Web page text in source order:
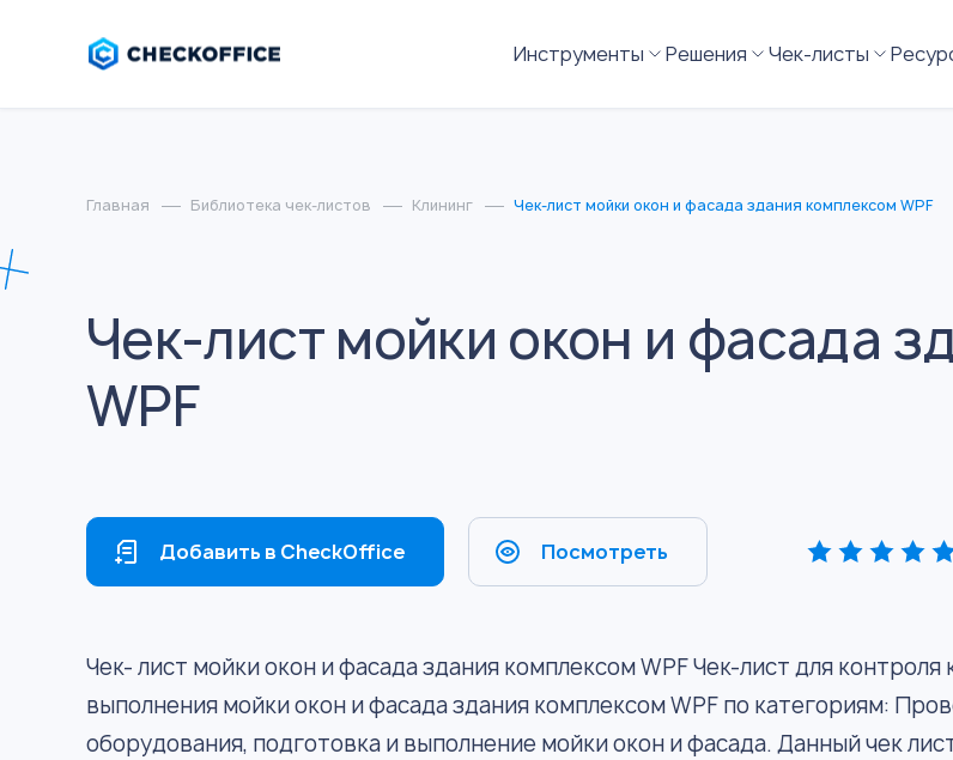
Инструменты Решения Чек-листы
Главная Библиотека чек-листов Клининг Чек-лист мойки окон и фасада здания комплексом WPF
Чек-лист мойки окон и фасада
WPF
Добавить в CheckOffice Посмотреть
Чек- лист мойки окон и фасада здания комплексом WPF Чек-лист для контроля
выполнения мойки окон и фасада здания комплексом WPF по категориям:
оборудования, подготовка и выполнение мойки окон и фасада. Данный чек